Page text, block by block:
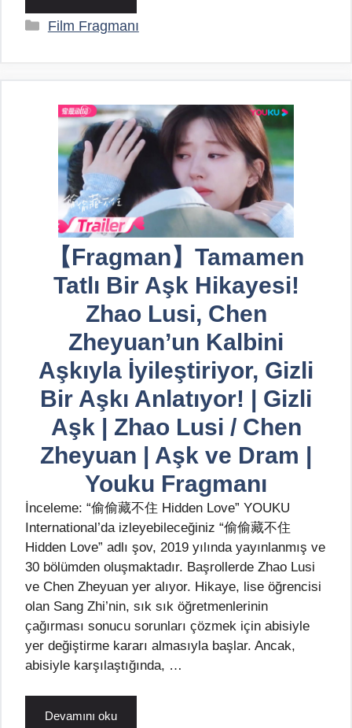
Kategoriler
Film Fragmanı
【Fragman】Tamamen
Tatlı Bir Aşk Hikayesi!
Zhao Lusi, Chen
Zheyuan’un Kalbini
Aşkıyla İyileştiriyor, Gizli
Bir Aşkı Anlatıyor! | Gizli
Aşk | Zhao Lusi / Chen
Zheyuan | Aşk ve Dram |
Youku Fragmanı
İnceleme: “偷偷藏不住 Hidden Love” YOUKU
International’da izleyebileceğiniz “偷偷藏不住
Hidden Love” adlı şov, 2019 yılında yayınlanmış ve
30 bölümden oluşmaktadır. Başrollerde Zhao Lusi
ve Chen Zheyuan yer alıyor. Hikaye, lise öğrencisi
olan Sang Zhi’nin, sık sık öğretmenlerinin
çağırması sonucu sorunları çözmek için abisiyle
yer değiştirme kararı almasıyla başlar. Ancak,
abisiyle karşılaştığında, …
Devamını oku